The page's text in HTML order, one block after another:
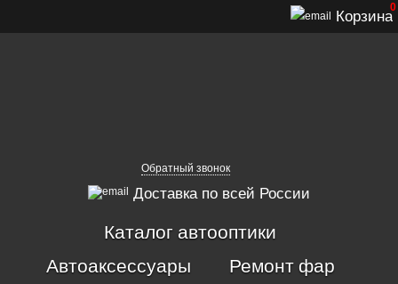
Обратный звонок
Доставка по всей России
Корзина
0
Каталог автооптики
Автоаксессуары
Ремонт фар